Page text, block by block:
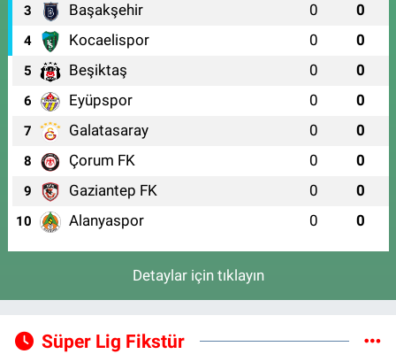
3 Başakşehir 0 0
4 Kocaelispor 0 0
5 Beşiktaş 0 0
6 Eyüpspor 0 0
7 Galatasaray 0 0
8 Çorum FK 0 0
9 Gaziantep FK 0 0
10 Alanyaspor 0 0
Detaylar için tıklayın
Süper Lig Fikstür